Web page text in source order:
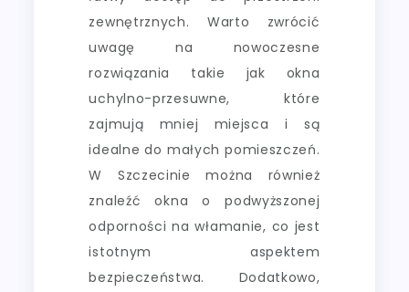
zewnętrznych. Warto zwrócić
uwagę na nowoczesne
rozwiązania takie jak okna
uchylno-przesuwne, które
zajmują mniej miejsca i są
idealne do małych pomieszczeń.
W Szczecinie można również
znaleźć okna o podwyższonej
odporności na włamanie, co jest
istotnym aspektem
bezpieczeństwa. Dodatkowo,